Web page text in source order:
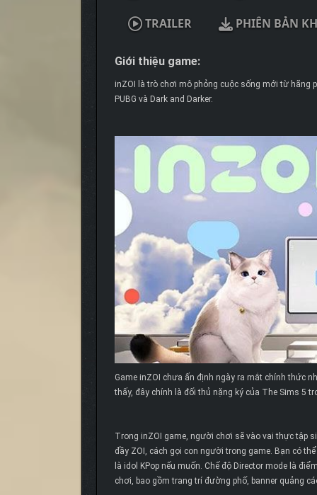
TRAILER PHIÊN BẢN
Giới thiệu game:
inZOI là trò chơi mô phỏng cuộc sống mới từ hãng
PUBG và Dark and Darker.
Game inZOI chưa ấn định ngày ra mắt chính thức
thấy, đây chính là đối thủ nặng ký của The Sims 5
Trong inZOI game, người chơi sẽ vào vai thực tập
đầy ZOI, cách gọi con người trong game. Bạn có
là idol KPop nếu muốn. Chế độ Director mode là
chơi, bao gồm trang trí đường phố, banner quảng